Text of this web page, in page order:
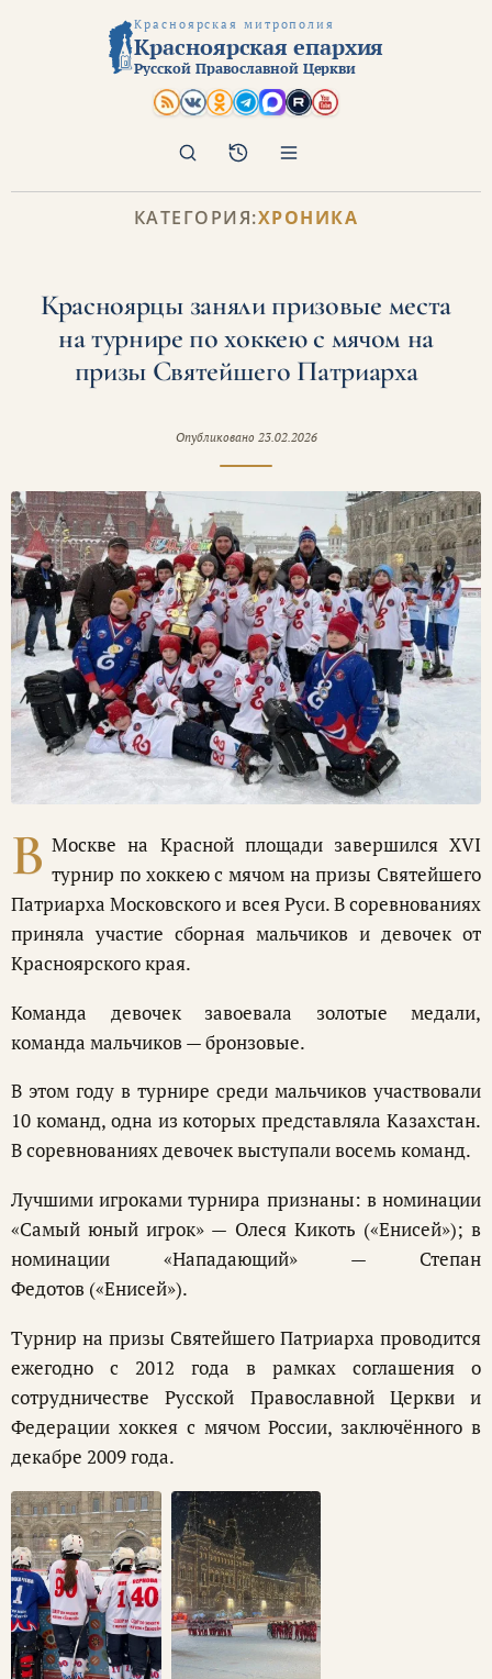
Красноярская митрополия
Красноярская епархия
Русской Православной Церкви
Архив
Поиск
КАТЕГОРИЯ:ХРОНИКА
Красноярцы заняли призовые места
на турнире по хоккею с мячом на
призы Святейшего Патриарха
Опубликовано 23.02.2026
В Москве на Красной площади завершился XVI
турнир по хоккею с мячом на призы Святейшего
Патриарха Московского и всея Руси. В соревнованиях
приняла участие сборная мальчиков и девочек от
Красноярского края.
Команда девочек завоевала золотые медали,
команда мальчиков — бронзовые.
В этом году в турнире среди мальчиков участвовали
10 команд, одна из которых представляла Казахстан.
В соревнованиях девочек выступали восемь команд.
Лучшими игроками турнира признаны: в номинации
«Самый юный игрок» — Олеся Кикоть («Енисей»); в
номинации «Нападающий» — Степан
Федотов («Енисей»).
Турнир на призы Святейшего Патриарха проводится
ежегодно с 2012 года в рамках соглашения о
сотрудничестве Русской Православной Церкви и
Федерации хоккея с мячом России, заключённого в
декабре 2009 года.